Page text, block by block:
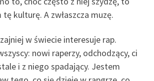
kulturę. A zwłaszcza muzę.
w świecie interesuje rap.
nowi raperzy, odchodzący, ci
i z niego spadający. Jestem